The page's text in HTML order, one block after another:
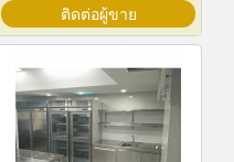
ติดต่อผู้ขาย